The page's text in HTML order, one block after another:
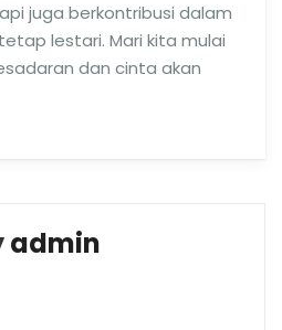
juga berkontribusi dalam
lestari. Mari kita mulai
dan cinta akan
admin